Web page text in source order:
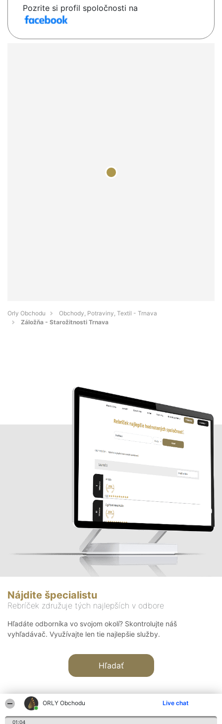
ORLY Obchodu Live chat
01:04
Pozrite si profil spoločnosti na
Orly Obchodu
Obchody, Potraviny, Textil - Trnava
Záložňa - Starožitnosti Trnava
Nájdite špecialistu
Rebríček združuje tých najlepších v odbore
Hľadáte odborníka vo svojom okolí? Skontrolujte náš
vyhľadávač. Využívajte len tie najlepšie služby.
Hľadať